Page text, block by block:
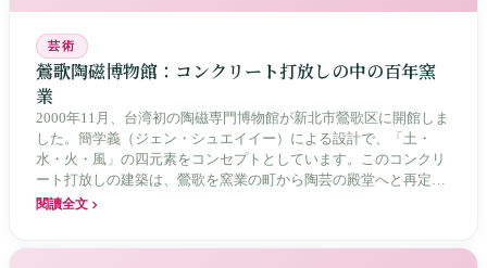
芸術
鶯歌陶磁博物館：コンクリート打放しの中の百年窯
業
2000年11月、台湾初の陶磁専門博物館が新北市鶯歌区に開館しま
した。簡学義（ジェン・シュエイイー）による設計で、「土・
水・火・風」の四元素をコンセプトとしています。このコンクリ
ート打放しの建築は、鶯歌を窯業の町から陶芸の殿堂へと再定義
し、2004年より開催されている台湾国際陶藝双年展によって、地
閱讀全文